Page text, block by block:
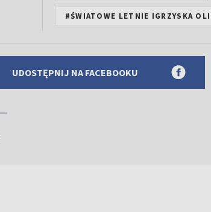
#ŚWIATOWE LETNIE IGRZYSKA
UDOSTĘPNIJ NA FACEBOOKU